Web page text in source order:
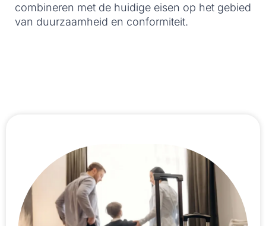
combineren met de huidige eisen op het gebied
van duurzaamheid en conformiteit.